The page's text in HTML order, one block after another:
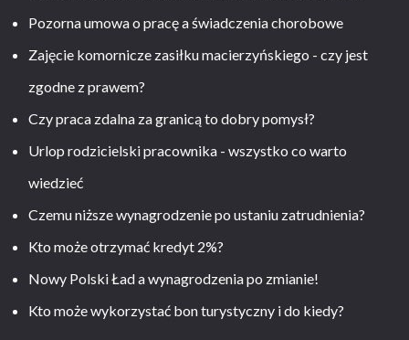
Pozorna umowa o pracę a świadczenia chorobowe
Zajęcie komornicze zasiłku macierzyńskiego - czy jest
zgodne z prawem?
Czy praca zdalna za granicą to dobry pomysł?
Urlop rodzicielski pracownika - wszystko co warto
wiedzieć
Czemu niższe wynagrodzenie po ustaniu zatrudnienia?
Kto może otrzymać kredyt 2%?
Nowy Polski Ład a wynagrodzenia po zmianie!
Kto może wykorzystać bon turystyczny i do kiedy?